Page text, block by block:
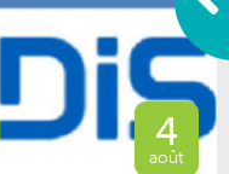
4
août